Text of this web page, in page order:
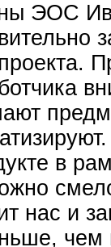
ЭОС
в
нас и
чем